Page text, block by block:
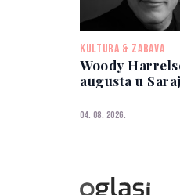
KULTURA & ZABAVA
Woody
augusta u
04. 08. 2026.